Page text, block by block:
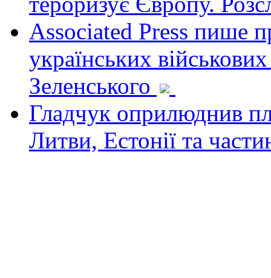
Associated Press пише
українських
Зеленського
Гладчук оприлюднив
Литви, Естонії та